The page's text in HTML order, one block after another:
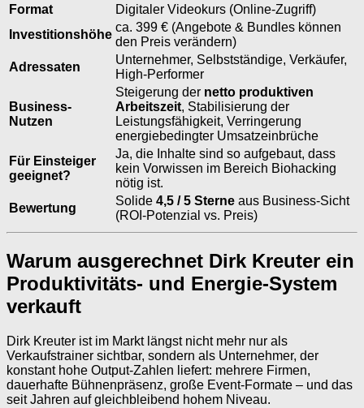
Format
Digitaler Videokurs (Online-Zugriff)
Investitionshöhe
ca. 399 € (Angebote & Bundles können
den Preis verändern)
Adressaten
Unternehmer, Selbstständige, Verkäufer,
High-Performer
Business-
Nutzen
Steigerung der netto produktiven
Arbeitszeit, Stabilisierung der
Leistungsfähigkeit, Verringerung
energiebedingter Umsatzeinbrüche
Für Einsteiger
geeignet?
Ja, die Inhalte sind so aufgebaut, dass
kein Vorwissen im Bereich Biohacking
nötig ist.
Bewertung
Solide 4,5 / 5 Sterne aus Business-Sicht
(ROI-Potenzial vs. Preis)
Warum ausgerechnet Dirk Kreuter ein
Produktivitäts- und Energie-System
verkauft
Dirk Kreuter ist im Markt längst nicht mehr nur als
Verkaufstrainer sichtbar, sondern als Unternehmer, der
konstant hohe Output-Zahlen liefert: mehrere Firmen,
dauerhafte Bühnenpräsenz, große Event-Formate – und das
seit Jahren auf gleichbleibend hohem Niveau.